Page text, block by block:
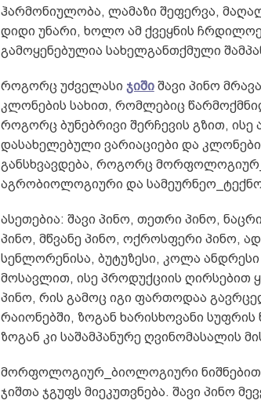
ჰარმონიულობა, ლამაზი შეფერვა,
დიდი უნარი, ხოლო ამ ქვეყნის
გამოყენებულია სახელგანთქმული
როგორც უძველასი ჯიშიშავი პინო
კლონების სახით, რომლებიც
როგორც ბუნებრივი შერჩევის გზით, ისე
დასახელებული ვარიაციები და
განსხვავდება, როგორც
აგრობიოლოგიური და
ასეთებია: შავი პინო, თეთრი პინო,
პინო, მწვანე პინო, ოქროსფერი პინო,
სენლორენისა, ბუტუზესი, კოლა
მოსავლით, ისე პროდუქციის ღირსებით
პინო, რის გამოც იგი ფართოდაა
რაიონებში, ზოგან ხარისხოვანი
ზოგან კი საშამპანურე ღვინომასალის
მორფოლოგიურ_ბიოლოგიური ნიშნებით
ჯიშთა ჯგუფს მიეკუთვნება. შავი პინო